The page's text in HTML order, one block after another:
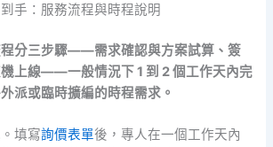
手：服務流程與時程說明
程分三步驟——需求確認與方案試算、簽
上線——一般情況下 1 到 2 個工作天內完
派或臨時擴編的時程需求。
填寫詢價表單後，專人在一個工作天內